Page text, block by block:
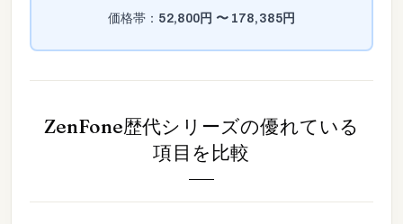
価格帯： 52,800 円 〜 178,385 円
ZenFone歴代シリーズの優れている
項目を比較